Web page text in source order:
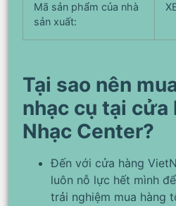
Mã sản phẩm của nhà
sản xuất:
Tại sao nên
nhạc cụ tại cửa
Nhạc Center?
Đến với cửa hàng
luôn nỗ lực hết mình
trải nghiệm mua hàng